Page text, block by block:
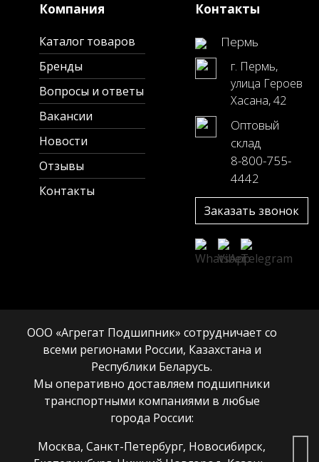
Компания
Каталог товаров
Бренды
Вопросы и ответы
Вакансии
Новости
Отзывы
Контакты
Контакты
Пермь
г. Пермь,
улица Героев
Хасана, 42
Оптовый
склад
8-800-755-
4442
Заказать звонок
ООО «Агрегат Подшипник» сотрудничает со
всеми регионами России, Казахстана и
Республики Беларусь.
Мы оперативно доставляем подшипники
транспортными компаниями в любые
города России:
Москва, Санкт-Петербург, Новосибирск,